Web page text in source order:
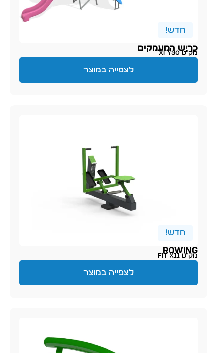
חדש!
כריש המעמקים
מק״ט XFY30
לצפייה במוצר
חדש!
ROWING
מק״ט FIT X11
לצפייה במוצר